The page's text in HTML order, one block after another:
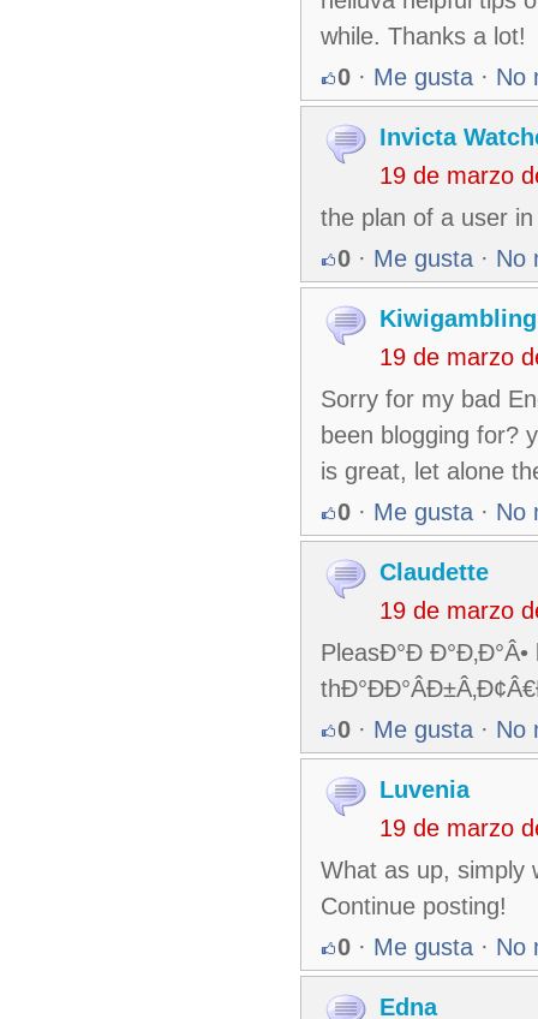
while. Thanks a lot!
0 · Me gusta · No
Invicta
19 de marzo
the plan of a user
0 · Me gusta · No
19 de marzo
Sorry for my bad
been blogging for?
is great, let alone
0 · Me gusta · No
Claudette
19 de marzo
PleasÐ°Ð
0 · Me gusta · No
Luvenia
19 de marzo
What as up, simply
Continue posting!
0 · Me gusta · No
Edna